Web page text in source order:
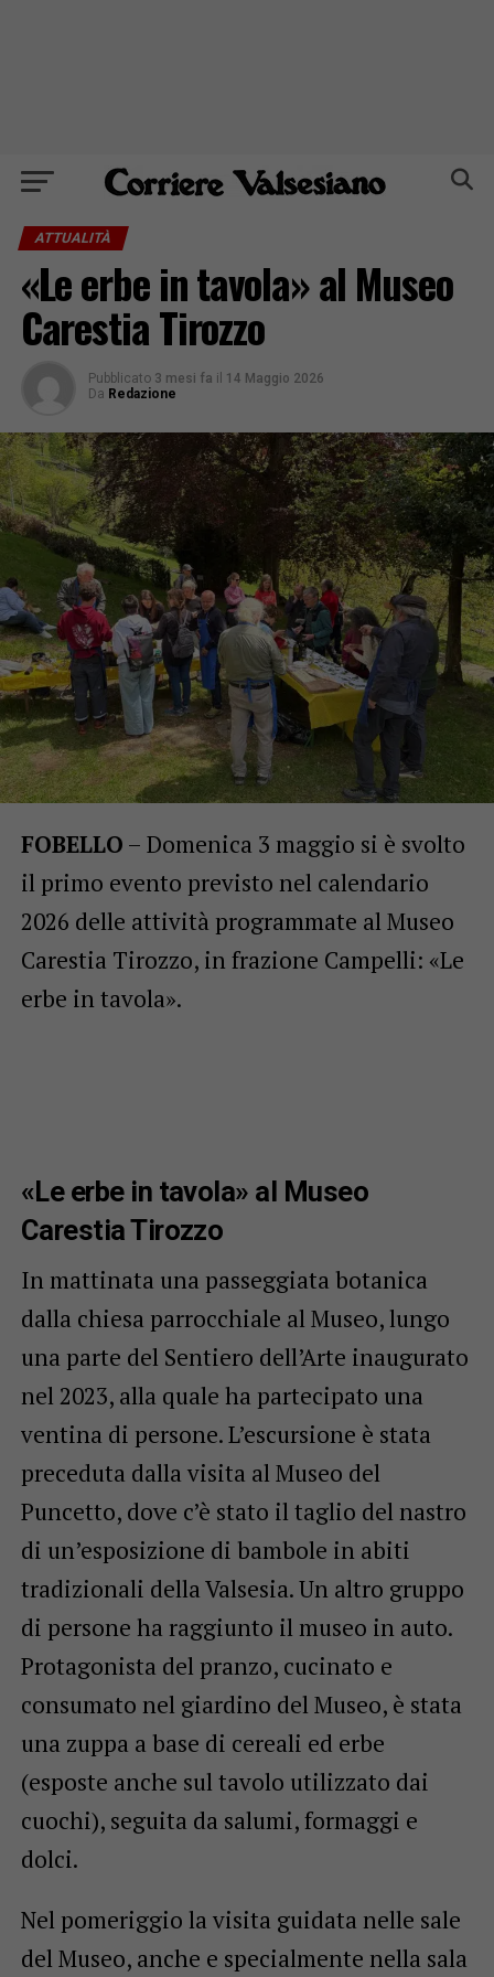
ATTUALITÀ
«Le erbe in tavola» al Museo
Carestia Tirozzo
Pubblicato 3 mesi fa il 14 Maggio 2026
Da Redazione
FOBELLO – Domenica 3 maggio si è svolto
il primo evento previsto nel calendario
2026 delle attività programmate al Museo
Carestia Tirozzo, in frazione Campelli: «Le
erbe in tavola».
«Le erbe in tavola» al Museo
Carestia Tirozzo
In mattinata una passeggiata botanica
dalla chiesa parrocchiale al Museo, lungo
una parte del Sentiero dell’Arte inaugurato
nel 2023, alla quale ha partecipato una
ventina di persone. L’escursione è stata
preceduta dalla visita al Museo del
Puncetto, dove c’è stato il taglio del nastro
di un’esposizione di bambole in abiti
tradizionali della Valsesia. Un altro gruppo
di persone ha raggiunto il museo in auto.
Protagonista del pranzo, cucinato e
consumato nel giardino del Museo, è stata
una zuppa a base di cereali ed erbe
(esposte anche sul tavolo utilizzato dai
cuochi), seguita da salumi, formaggi e
dolci.
Nel pomeriggio la visita guidata nelle sale
del Museo, anche e specialmente nella sala